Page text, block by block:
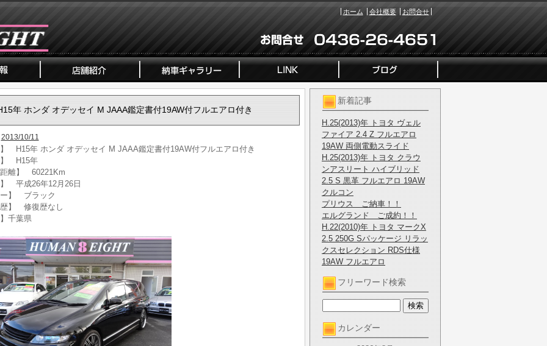
ホーム 会社概要 お問合せ
新着記事
H.25(2013)年 トヨタ ヴェル
ファイア 2.4 Z フルエアロ
19AW 両側電動スライド
H.25(2013)年 トヨタ クラウ
ンアスリート ハイブリッド
2.5 S 黒革 フルエアロ 19AW
クルコン
プリウス ご納車！！
エルグランド ご成約！！
H.22(2010)年 トヨタ マークX
2.5 250G Sパッケージ リラッ
クスセレクション RDS仕様
19AW フルエアロ
フリーワード検索
カレンダー
年 ホンダ オデッセイ M JAAA鑑定書付19AW付フルエアロ付き
2013/10/11
】 H15年 ホンダ オデッセイ M JAAA鑑定書付19AW付フルエアロ付き
】 H15年
距離】 60221Km
】 平成26年12月26日
ー】 ブラック
歴】 修復歴なし
】千葉県